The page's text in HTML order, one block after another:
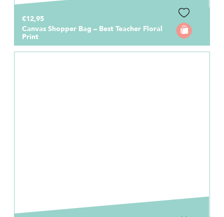
€12,95
Canvas Shopper Bag – Best Teacher Floral
Print